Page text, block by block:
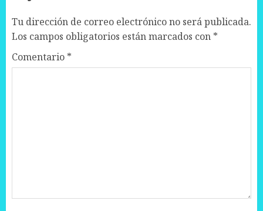
Tu dirección de correo electrónico no será publicada.
Los campos obligatorios están marcados con *
Comentario *